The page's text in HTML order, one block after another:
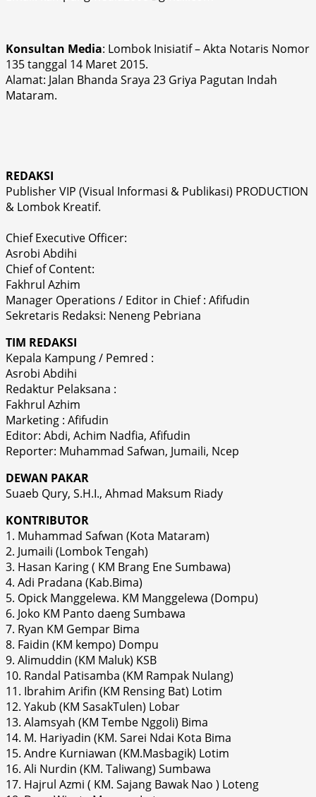
Konsultan Media: Lombok Inisiatif – Akta Notaris Nomor
135 tanggal 14 Maret 2015.
Alamat: Jalan Bhanda Sraya 23 Griya Pagutan Indah
Mataram.
REDAKSI
Publisher VIP (Visual Informasi & Publikasi) PRODUCTION
& Lombok Kreatif.
Chief Executive Officer:
Asrobi Abdihi
Chief of Content:
Fakhrul Azhim
Manager Operations / Editor in Chief : Afifudin
Sekretaris Redaksi: Neneng Pebriana
TIM REDAKSI
Kepala Kampung / Pemred :
Asrobi Abdihi
Redaktur Pelaksana :
Fakhrul Azhim
Marketing : Afifudin
Editor: Abdi, Achim Nadfia, Afifudin
Reporter: Muhammad Safwan, Jumaili, Ncep
DEWAN PAKAR
Suaeb Qury, S.H.I., Ahmad Maksum Riady
KONTRIBUTOR
1. Muhammad Safwan (Kota Mataram)
2. Jumaili (Lombok Tengah)
3. Hasan Karing ( KM Brang Ene Sumbawa)
4. Adi Pradana (Kab.Bima)
5. Opick Manggelewa. KM Manggelewa (Dompu)
6. Joko KM Panto daeng Sumbawa
7. Ryan KM Gempar Bima
8. Faidin (KM kempo) Dompu
9. Alimuddin (KM Maluk) KSB
10. Randal Patisamba (KM Rampak Nulang)
11. Ibrahim Arifin (KM Rensing Bat) Lotim
12. Yakub (KM SasakTulen) Lobar
13. Alamsyah (KM Tembe Nggoli) Bima
14. M. Hariyadin (KM. Sarei Ndai Kota Bima
15. Andre Kurniawan (KM.Masbagik) Lotim
16. Ali Nurdin (KM. Taliwang) Sumbawa
17. Hajrul Azmi ( KM. Sajang Bawak Nao ) Loteng